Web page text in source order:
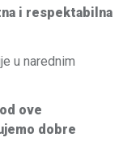
i respektabilna
u narednim
ove
dobre